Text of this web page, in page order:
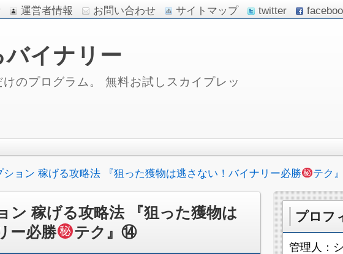
運営者情報 お問い合わせ サイトマップ twitter
イナリー
のプログラム。 無料お試しスカイプレッ
ション 稼げる攻略法 『狙った獲物は逃さない！バイナリー必勝 テク
ン 稼げる攻略法 『狙った獲物は
ー必勝
テク』⑭
プロフ
管理人：